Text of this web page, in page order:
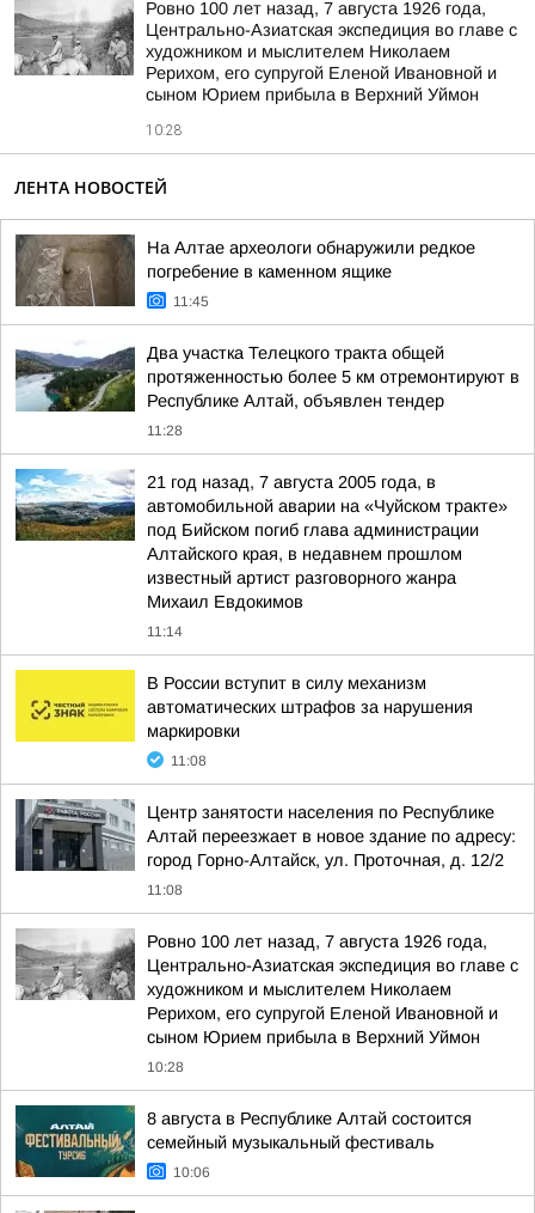
Ровно 100 лет назад, 7 августа 1926 года,
Центрально-Азиатская экспедиция во главе с
художником и мыслителем Николаем
Рерихом, его супругой Еленой Ивановной и
сыном Юрием прибыла в Верхний Уймон
10:28
ЛЕНТА НОВОСТЕЙ
На Алтае археологи обнаружили редкое
погребение в каменном ящике
11:45
Два участка Телецкого тракта общей
протяженностью более 5 км отремонтируют в
Республике Алтай, объявлен тендер
11:28
21 год назад, 7 августа 2005 года, в
автомобильной аварии на «Чуйском тракте»
под Бийском погиб глава администрации
Алтайского края, в недавнем прошлом
известный артист разговорного жанра
Михаил Евдокимов
11:14
В России вступит в силу механизм
автоматических штрафов за нарушения
маркировки
11:08
Центр занятости населения по Республике
Алтай переезжает в новое здание по адресу:
город Горно-Алтайск, ул. Проточная, д. 12/2
11:08
Ровно 100 лет назад, 7 августа 1926 года,
Центрально-Азиатская экспедиция во главе с
художником и мыслителем Николаем
Рерихом, его супругой Еленой Ивановной и
сыном Юрием прибыла в Верхний Уймон
10:28
8 августа в Республике Алтай состоится
семейный музыкальный фестиваль
10:06